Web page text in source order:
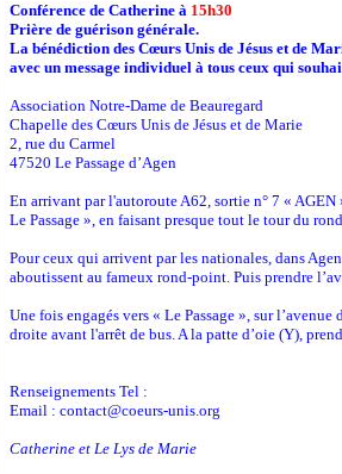
Conférence de Catherine à 15h30
Prière de guérison générale.
La bénédiction des Cœurs Unis de Jésus et de
avec un message individuel à tous ceux qui
Association Notre-Dame de Beauregard
Chapelle des Cœurs Unis de Jésus et de Marie
2, rue du Carmel
47520 Le Passage d’Agen
En arrivant par l'autoroute A62, sortie n° 7 « AGEN
Le Passage », en faisant presque tout le tour du
Pour ceux qui arrivent par les nationales, dans
aboutissent au fameux rond-point. Puis prendre
Une fois engagés vers « Le Passage », sur
droite avant l'arrêt de bus. A la patte d’oie (Y),
Renseignements Tel :
Email : contact@coeurs-unis.org
Catherine et Le Lys de Marie